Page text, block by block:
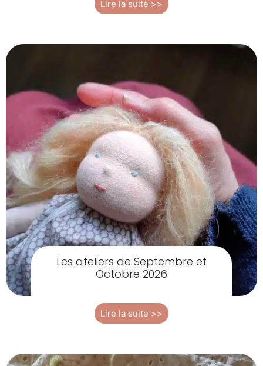
Lire la suite >>
Les ateliers de Septembre et
Octobre 2026
Lire la suite >>